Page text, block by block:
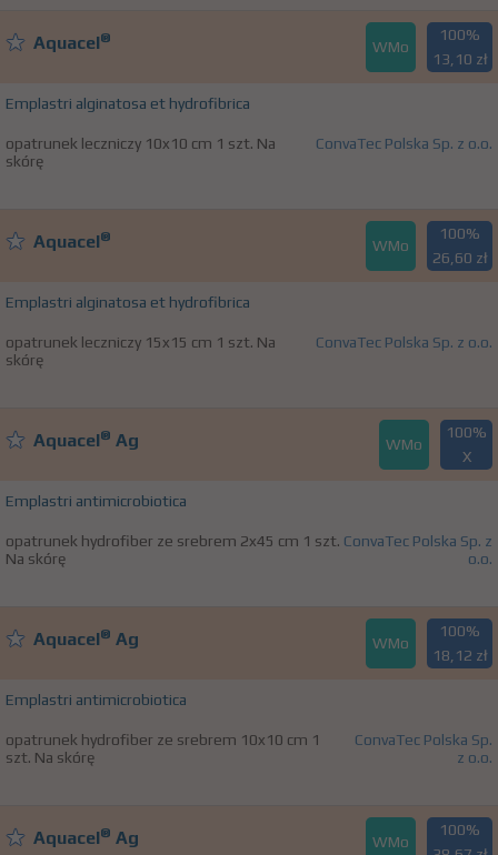
Aquacel® WMo
100%
13,10 zł
Emplastri alginatosa et hydrofibrica
opatrunek leczniczy 10x10 cm 1 szt. Na
skórę
ConvaTec Polska Sp. z o.o.
Aquacel® WMo
100%
26,60 zł
Emplastri alginatosa et hydrofibrica
opatrunek leczniczy 15x15 cm 1 szt. Na
skórę
ConvaTec Polska Sp. z o.o.
Aquacel® Ag WMo
100%
X
Emplastri antimicrobiotica
opatrunek hydrofiber ze srebrem 2x45 cm 1 szt.
Na skórę
ConvaTec Polska Sp. z
o.o.
Aquacel® Ag WMo
100%
18,12 zł
Emplastri antimicrobiotica
opatrunek hydrofiber ze srebrem 10x10 cm 1
szt. Na skórę
ConvaTec Polska Sp.
z o.o.
Aquacel® Ag WMo
100%